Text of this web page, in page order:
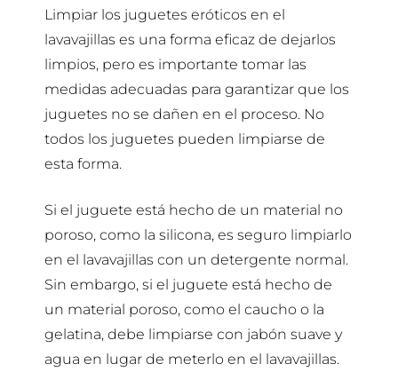
Limpiar los juguetes eróticos en el
lavavajillas es una forma eficaz de dejarlos
limpios, pero es importante tomar las
medidas adecuadas para garantizar que los
juguetes no se dañen en el proceso. No
todos los juguetes pueden limpiarse de
esta forma.
Si el juguete está hecho de un material no
poroso, como la silicona, es seguro limpiarlo
en el lavavajillas con un detergente normal.
Sin embargo, si el juguete está hecho de
un material poroso, como el caucho o la
gelatina, debe limpiarse con jabón suave y
agua en lugar de meterlo en el lavavajillas.